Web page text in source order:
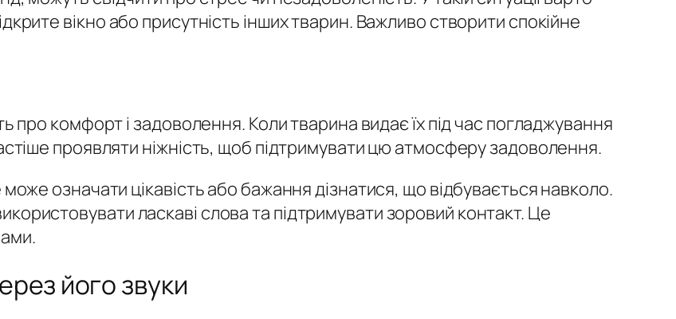
вікно або присутність інших тварин. Важливо створити спокійне
про комфорт і задоволення. Коли тварина видає їх під час погладжування
проявляти ніжність, щоб підтримувати цю атмосферу задоволення.
означати цікавість або бажання дізнатися, що відбувається навколо.
ласкаві слова та підтримувати зоровий контакт. Це
його звуки